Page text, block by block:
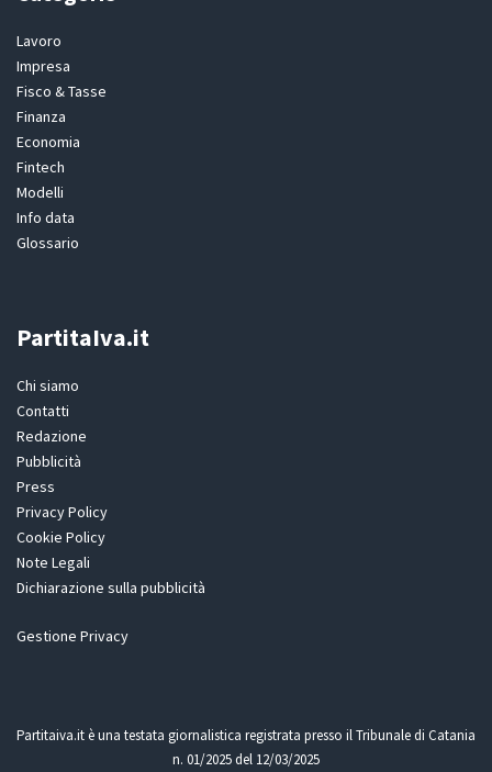
Lavoro
Impresa
Fisco & Tasse
Finanza
Economia
Fintech
Modelli
Info data
Glossario
PartitaIva.it
Chi siamo
Contatti
Redazione
Pubblicità
Press
Privacy Policy
Cookie Policy
Note Legali
Dichiarazione sulla pubblicità
Gestione Privacy
Partitaiva.it è una testata giornalistica registrata presso il Tribunale di Catania
n. 01/2025 del 12/03/2025